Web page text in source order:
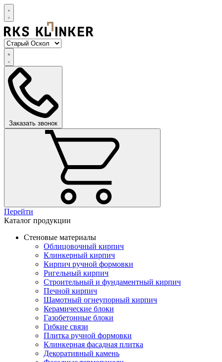
Заказать звонок
Перейти
Каталог продукции
Стеновые материалы
Облицовочный кирпич
Клинкерный кирпич
Кирпич ручной формовки
Ригельный кирпич
Строительный и фундаментный кирпич
Печной кирпич
Шамотный огнеупорный кирпич
Керамические блоки
Газобетонные блоки
Гибкие связи
Плитка ручной формовки
Клинкерная фасадная плитка
Декоративный камень